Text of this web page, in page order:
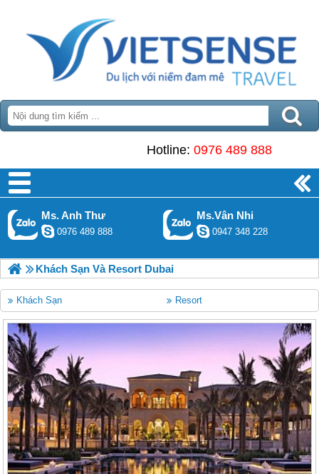
Hotline: 0976 489 888
Ms. Anh Thư
0976 489 888
Ms.Vân Nhi
0947 348 228
Khách Sạn Và Resort Dubai
Khách Sạn Resort